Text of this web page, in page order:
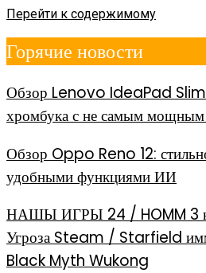
Перейти к содержимому
Горячие новости
Обзор Lenovo IdeaPad Slim
хромбука с не самым
Обзор Oppo Reno 12:
удобными функциями ИИ
НАШЫ ИГРЫ 24 / HOMM 3
Угроза Steam / Starfield
Black Myth Wukong